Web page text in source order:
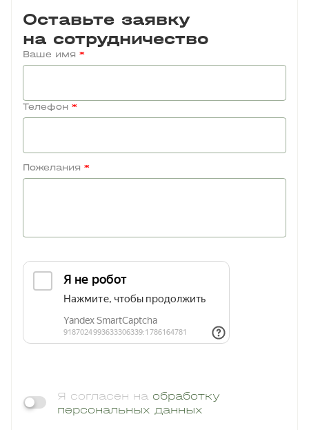
Оставьте заявку
на сотрудничество
Пожелания *
Ваше имя *
Телефон *
Я согласен на обработку
персональных данных